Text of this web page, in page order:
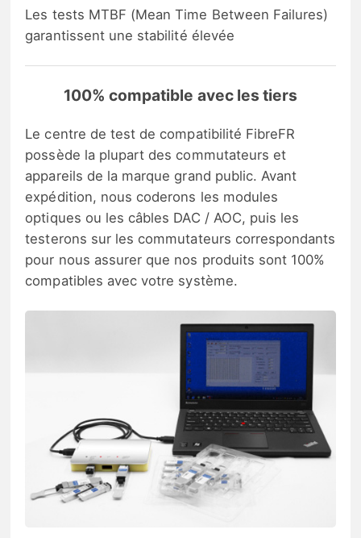
Les tests MTBF (Mean Time Between Failures)
garantissent une stabilité élevée
100% compatible avec les tiers
Le centre de test de compatibilité FibreFR
possède la plupart des commutateurs et
appareils de la marque grand public. Avant
expédition, nous coderons les modules
optiques ou les câbles DAC / AOC, puis les
testerons sur les commutateurs correspondants
pour nous assurer que nos produits sont 100%
compatibles avec votre système.